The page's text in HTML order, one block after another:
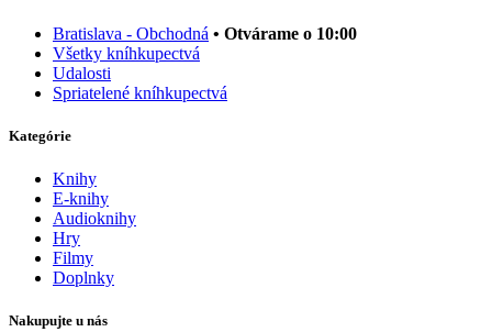
Bratislava - Obchodná • Otvárame o 10:00
Všetky kníhkupectvá
Udalosti
Spriatelené kníhkupectvá
Kategórie
Knihy
E-knihy
Audioknihy
Hry
Filmy
Doplnky
Nakupujte u nás